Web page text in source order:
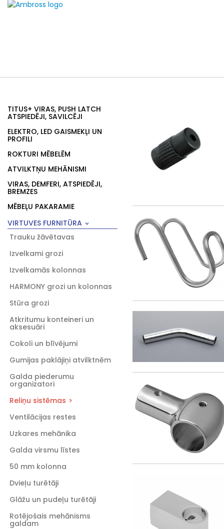
TITUS+ VIRAS, PUSH LATCH
ATSPIEDĒJI, SAVILCĒJI
ELEKTRO, LED GAISMEKĻI UN
PROFILI
ROKTURI MĒBELĒM
ATVILKTŅU MEHĀNISMI
VIRAS, DEMFERI, ATSPIEDĒJI,
BREMZES
MĒBEĻU PAKARAMIE
VIRTUVES FURNITŪRA
Trauku žāvētavas
Izvelkami grozi
Izvelkamās kolonnas
HARMONY grozi un kolonnas
Stūra grozi
Atkritumu konteineri un
aksesuāri
Cokoli un blīvējumi
Gumijas paklājiņi atvilktnēm
Galda piederumu
organizatori
Reliņu sistēmas
Ventilācijas restes
Uzkares mehānika
Galda virsmu līstes
50 mm kolonna
Dvieļu turētāji
Glāžu un pudeļu turētāji
Rotējošais mehānisms
galdam